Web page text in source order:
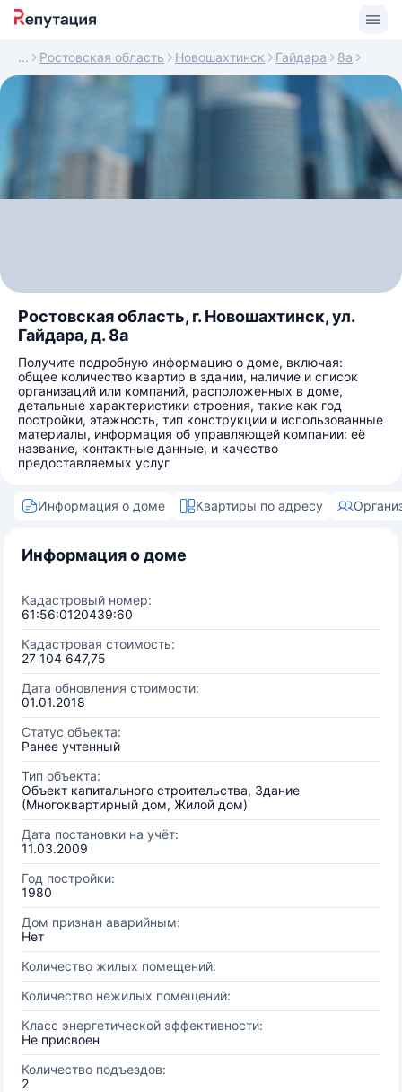
Ростовская область Новошахтинск Гайдара 8а
Ростовская область, г. Новошахтинск, ул.
Гайдара, д. 8а
Получите подробную информацию о доме, включая:
общее количество квартир в здании, наличие и список
организаций или компаний, расположенных в доме,
детальные характеристики строения, такие как год
постройки, этажность, тип конструкции и использованные
материалы, информация об управляющей компании: её
название, контактные данные, и качество
предоставляемых услуг
Информация о доме Квартиры по адресу
Информация о доме
Кадастровый номер:
61:56:0120439:60
Кадастровая стоимость:
27 104 647,75
Дата обновления стоимости:
01.01.2018
Статус объекта:
Ранее учтенный
Тип объекта:
Объект капитального строительства, Здание
(Многоквартирный дом, Жилой дом)
Дата постановки на учёт:
11.03.2009
Год постройки:
1980
Дом признан аварийным:
Нет
Количество жилых помещений:
Количество нежилых помещений:
Класс энергетической эффективности:
Не присвоен
Количество подъездов:
2